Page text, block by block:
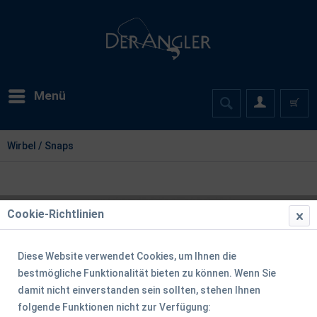
Menü
Wirbel / Snaps
Cookie-Richtlinien
Diese Website verwendet Cookies, um Ihnen die
bestmögliche Funktionalität bieten zu können. Wenn Sie
damit nicht einverstanden sein sollten, stehen Ihnen
folgende Funktionen nicht zur Verfügung: